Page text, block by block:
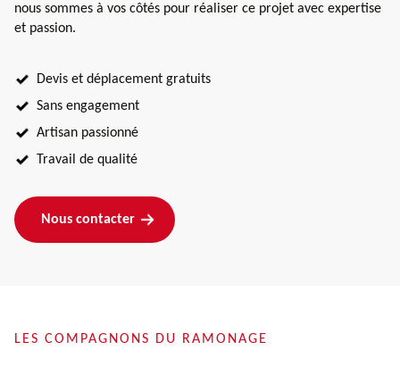
nous sommes à vos côtés pour réaliser ce projet avec expertise
et passion.
Devis et déplacement gratuits
Sans engagement
Artisan passionné
Travail de qualité
Nous contacter
LES COMPAGNONS DU RAMONAGE